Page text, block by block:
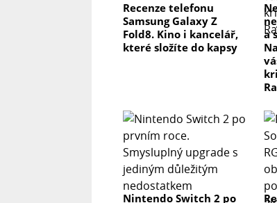
Recenze telefonu
Samsung Galaxy Z
Fold8. Kino i kancelář,
které složíte do kapsy
a
Nintendo Switch 2 po